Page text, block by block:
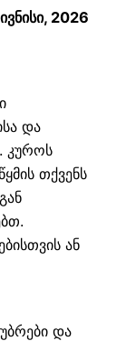
2026
და
კუროს
თქვენს
ან
და